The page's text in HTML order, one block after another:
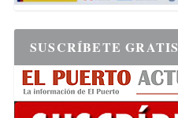
SUSCRÍBETE GRATIS